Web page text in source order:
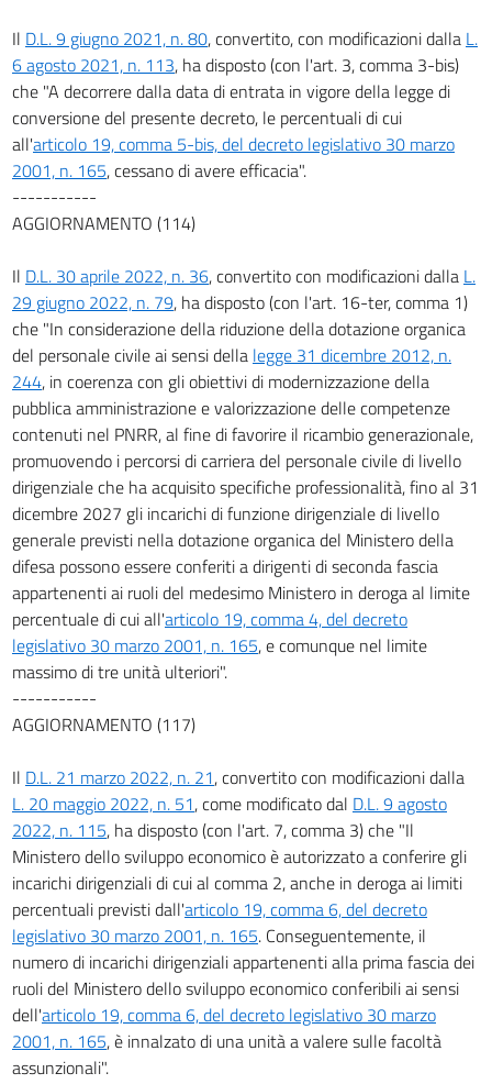
Il D.L. 9 giugno 2021, n. 80, convertito, con modificazioni dalla L.
6 agosto 2021, n. 113, ha disposto (con l'art. 3, comma 3-bis)
che "A decorrere dalla data di entrata in vigore della legge di
conversione del presente decreto, le percentuali di cui
all'articolo 19, comma 5-bis, del decreto legislativo 30 marzo
2001, n. 165, cessano di avere efficacia".
-----------
AGGIORNAMENTO (114)
Il D.L. 30 aprile 2022, n. 36, convertito con modificazioni dalla L.
29 giugno 2022, n. 79, ha disposto (con l'art. 16-ter, comma 1)
che "In considerazione della riduzione della dotazione organica
del personale civile ai sensi della legge 31 dicembre 2012, n.
244, in coerenza con gli obiettivi di modernizzazione della
pubblica amministrazione e valorizzazione delle competenze
contenuti nel PNRR, al fine di favorire il ricambio generazionale,
promuovendo i percorsi di carriera del personale civile di livello
dirigenziale che ha acquisito specifiche professionalità, fino al 31
dicembre 2027 gli incarichi di funzione dirigenziale di livello
generale previsti nella dotazione organica del Ministero della
difesa possono essere conferiti a dirigenti di seconda fascia
appartenenti ai ruoli del medesimo Ministero in deroga al limite
percentuale di cui all'articolo 19, comma 4, del decreto
legislativo 30 marzo 2001, n. 165, e comunque nel limite
massimo di tre unità ulteriori".
-----------
AGGIORNAMENTO (117)
Il D.L. 21 marzo 2022, n. 21, convertito con modificazioni dalla
L. 20 maggio 2022, n. 51, come modificato dal D.L. 9 agosto
2022, n. 115, ha disposto (con l'art. 7, comma 3) che "Il
Ministero dello sviluppo economico è autorizzato a conferire gli
incarichi dirigenziali di cui al comma 2, anche in deroga ai limiti
percentuali previsti dall'articolo 19, comma 6, del decreto
legislativo 30 marzo 2001, n. 165. Conseguentemente, il
numero di incarichi dirigenziali appartenenti alla prima fascia dei
ruoli del Ministero dello sviluppo economico conferibili ai sensi
dell'articolo 19, comma 6, del decreto legislativo 30 marzo
2001, n. 165, è innalzato di una unità a valere sulle facoltà
assunzionali".